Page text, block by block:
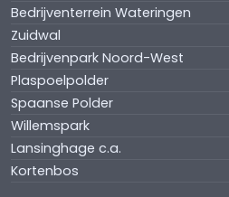
Bedrijventerrein Wateringen
Zuidwal
Bedrijvenpark Noord-West
Plaspoelpolder
Spaanse Polder
Willemspark
Lansinghage c.a.
Kortenbos